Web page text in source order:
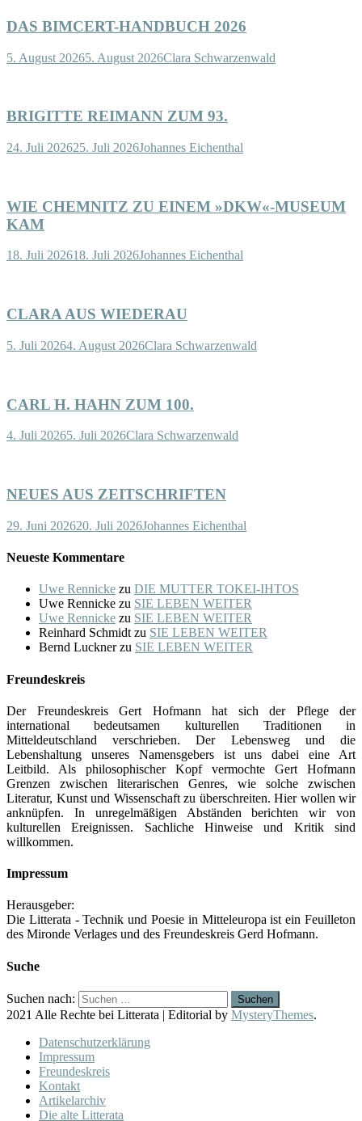
DAS BIMCERT-HANDBUCH 2026
5. August 20265. August 2026Clara Schwarzenwald
BRIGITTE REIMANN ZUM 93.
24. Juli 202625. Juli 2026Johannes Eichenthal
WIE CHEMNITZ ZU EINEM »DKW«-MUSEUM
KAM
18. Juli 202618. Juli 2026Johannes Eichenthal
CLARA AUS WIEDERAU
5. Juli 20264. August 2026Clara Schwarzenwald
CARL H. HAHN ZUM 100.
4. Juli 20265. Juli 2026Clara Schwarzenwald
NEUES AUS ZEITSCHRIFTEN
29. Juni 202620. Juli 2026Johannes Eichenthal
Neueste Kommentare
Uwe Rennicke zu DIE MUTTER TOKEI-IHTOS
Uwe Rennicke zu SIE LEBEN WEITER
Uwe Rennicke zu SIE LEBEN WEITER
Reinhard Schmidt zu SIE LEBEN WEITER
Bernd Lucknerzu SIE LEBEN WEITER
Freundeskreis
Der Freundeskreis Gert Hofmann hat sich der Pflege der
international bedeutsamen kulturellen Traditionen in
Mitteldeutschland verschrieben. Der Lebensweg und die
Lebenshaltung unseres Namensgebers ist uns dabei eine Art
Leitbild. Als philosophischer Kopf vermochte Gert Hofmann
Grenzen zwischen literarischen Genres, wie solche zwischen
Literatur, Kunst und Wissenschaft zu überschreiten. Hier wollen wir
anknüpfen. In unregelmäßigen Abständen berichten wir von
kulturellen Ereignissen. Sachliche Hinweise und Kritik sind
willkommen.
Impressum
Herausgeber:
Die Litterata - Technik und Poesie in Mitteleuropa ist ein Feuilleton
des Mironde Verlages und des Freundeskreis Gerd Hofmann.
Suche
Suchen nach:
2021 Alle Rechte bei Litterata | Editorial by MysteryThemes.
Datenschutzerklärung
Impressum
Freundeskreis
Kontakt
Artikelarchiv
Die alte Litterata